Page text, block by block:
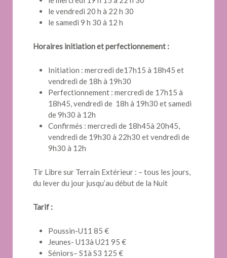
le vendredi 20 h à 22 h 30
le samedi 9 h 30 à 12 h
Horaires initiation et perfectionnement :
Initiation : mercredi de17h15 à 18h45 et
vendredi de 18h à 19h30
Perfectionnement : mercredi de 17h15 à
18h45, vendredi de 18h à 19h30 et samedi
de 9h30 à 12h
Confirmés : mercredi de 18h45à 20h45,
vendredi de 19h30 à 22h30 et vendredi de
9h30 à 12h
Tir Libre sur Terrain Extérieur : – tous les jours,
du lever du jour jusqu’au début de la Nuit
Tarif :
Poussin-U11 85 €
Jeunes- U13à U21 95 €
Séniors– S1à S3 125 €